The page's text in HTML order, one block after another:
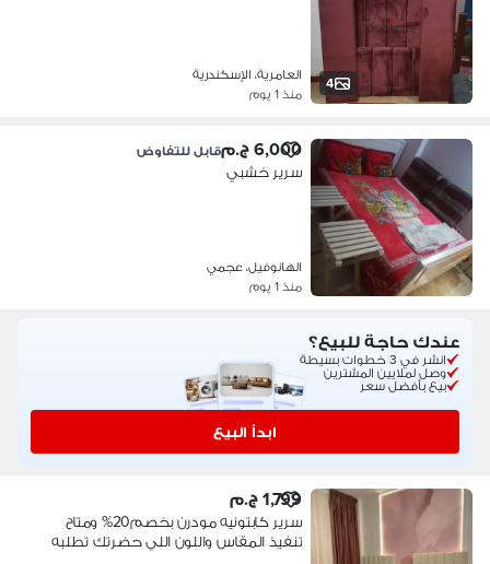
4
العامرية، الإسكندرية
منذ 1 يوم
6,000 ج.م قابل للتفاوض
سرير خشبي
الهانوفيل، عجمي
منذ 1 يوم
عندك حاجة للبيع؟
انشر في 3 خطوات بسيطة
وصل لملايين المشترين
بيع بأفضل سعر
ابدأ البيع
1,799 ج.م
سرير كابتونيه مودرن بخصم20% ومتاح
تنفيذ المقاس واللون اللي حضرتك تطلبه